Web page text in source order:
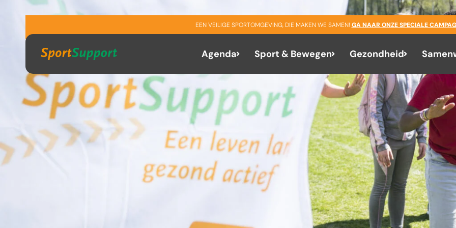
EEN VEILIGE SPORTOMGEVING, DIE MAKEN WE SAMEN! GA NAAR ONZE SPECIALE
Agenda Sport & Bewegen Gezondheid